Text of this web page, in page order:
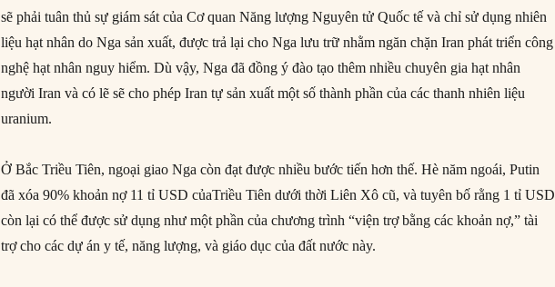
sẽ phải tuân thủ sự giám sát của Cơ quan Năng lượng Nguyên tử Quốc tế và chỉ sử dụng nhiên
liệu hạt nhân do Nga sản xuất, được trả lại cho Nga lưu trữ nhằm ngăn chặn Iran phát triển công
nghệ hạt nhân nguy hiểm. Dù vậy, Nga đã đồng ý đào tạo thêm nhiều chuyên gia hạt nhân
người Iran và có lẽ sẽ cho phép Iran tự sản xuất một số thành phần của các thanh nhiên liệu
uranium.
Ở Bắc Triều Tiên, ngoại giao Nga còn đạt được nhiều bước tiến hơn thế. Hè năm ngoái, Putin
đã xóa 90% khoản nợ 11 tỉ USD củaTriều Tiên dưới thời Liên Xô cũ, và tuyên bố rằng 1 tỉ USD
còn lại có thể được sử dụng như một phần của chương trình “viện trợ bằng các khoản nợ,” tài
trợ cho các dự án y tế, năng lượng, và giáo dục của đất nước này.